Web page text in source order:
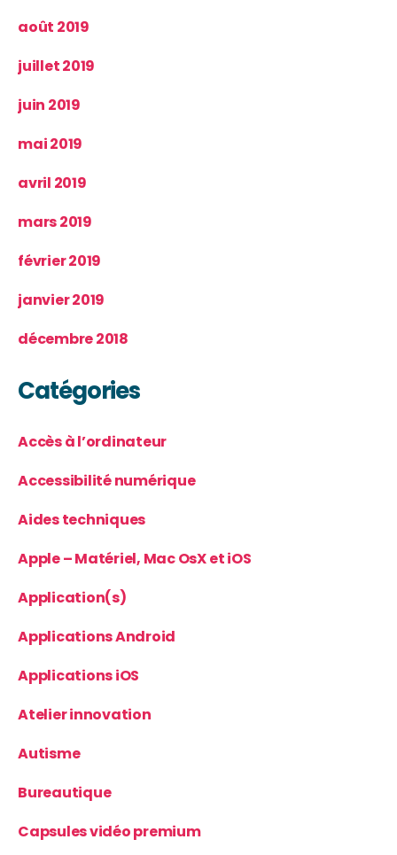
août 2019
juillet 2019
juin 2019
mai 2019
avril 2019
mars 2019
février 2019
janvier 2019
décembre 2018
Catégories
Accès à l’ordinateur
Accessibilité numérique
Aides techniques
Apple – Matériel, Mac OsX et iOS
Application(s)
Applications Android
Applications iOS
Atelier innovation
Autisme
Bureautique
Capsules vidéo premium